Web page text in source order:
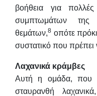
βοήθεια για
συμπτωμάτων της
θεμάτων,8 οπότε
συστατικό που
Λαχανικά κράμβες
Αυτή η ομάδα, που
σταυρανθή